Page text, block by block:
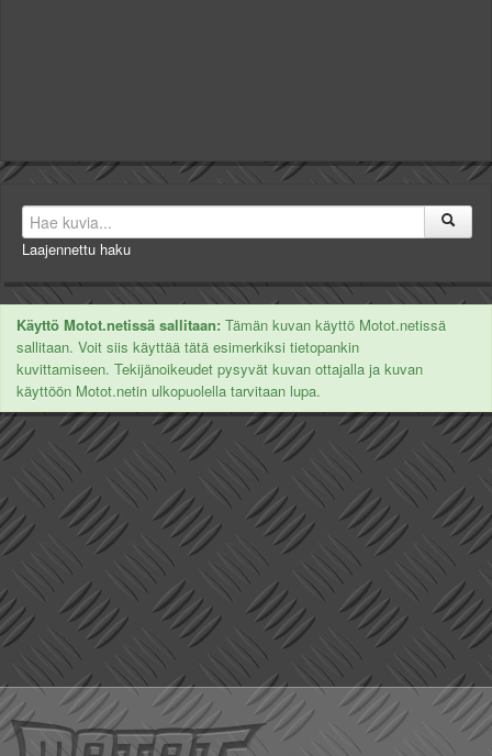
Laajennettu haku
Käyttö Motot.netissä sallitaan: Tämän kuvan käyttö Motot.netissä
sallitaan. Voit siis käyttää tätä esimerkiksi tietopankin
kuvittamiseen. Tekijänoikeudet pysyvät kuvan ottajalla ja kuvan
käyttöön Motot.netin ulkopuolella tarvitaan lupa.